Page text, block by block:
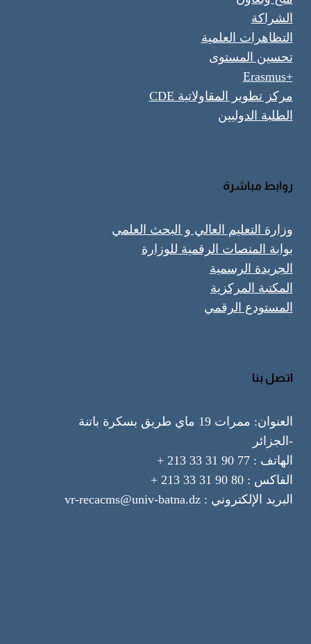
الشراكة
التظاهرات العلمية
تحسين المستوى
+Erasmus
مركز تطوير المقاولاتية CDE
الطلبة الدوليين
روابط مباشرة
وزارة التعليم العالي و البحث العلمي
بوابة المنصات الرقمية للوزارة
الجريدة الرسمية
المكتبة المركزية
المستودع الرقمي
اتصل بنا
العنوان: ممرات 19 ماي طريق بسكرة باتنة
-الجزائر
الهاتف : 77 90 31 33 213 +
الفاكس : 80 90 31 33 213 +
البريد الإلكتروني : vr-recacms@univ-batna.dz